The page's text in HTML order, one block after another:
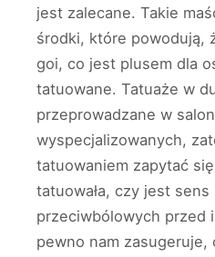
jest zalecane. Takie
środki, które powodują,
goi, co jest plusem dla
tatuowane. Tatuaże w
przeprowadzane w
wyspecjalizowanych,
tatuowaniem zapytać
tatuowała, czy jest
przeciwbólowych przed
pewno nam